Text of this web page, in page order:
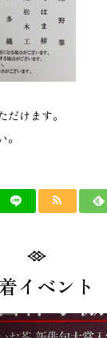
けます。
イベント